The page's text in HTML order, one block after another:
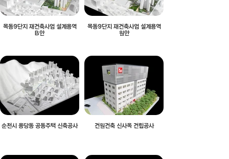
목동9단지 재건축사업 설계용역
B안
목동9단지 재건축사업 설계용역
원안
순천시 용당동 공동주택 신축공사 건원건축 신사옥 건립공사